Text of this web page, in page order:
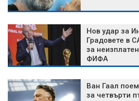
Нов удар за
Градовете в
за
ФИФА
Ван Гаал
за четвърти